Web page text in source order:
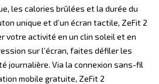
les calories brûlées et la durée du
unique et d’un écran tactile, ZeFit 2
votre activité en un clin soleil et en
sur l’écran, faites défiler les
journalière. Via la connexion sans-fil
mobile gratuite, ZeFit 2